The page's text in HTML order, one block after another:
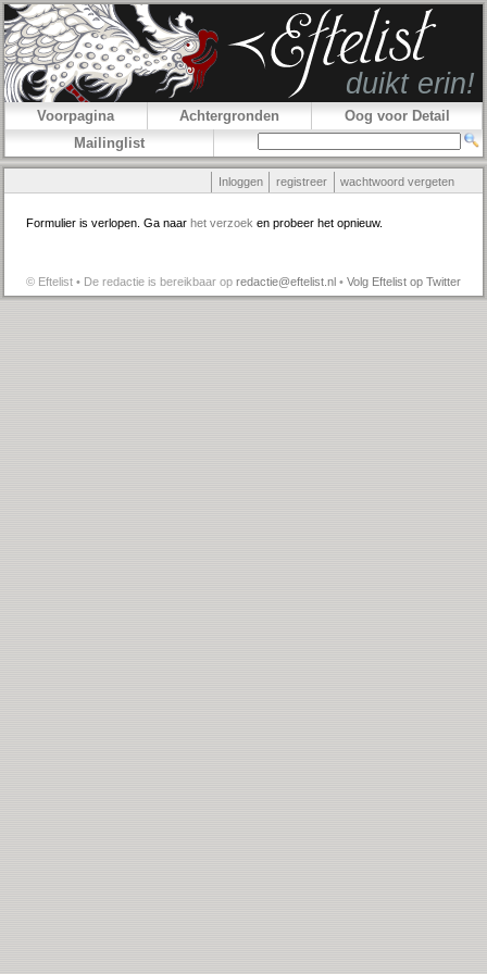
Voorpagina Achtergronden
Oog voor Detail
Mailinglist
Inloggen registreer wachtwoord vergeten
Formulier is verlopen. Ga naar het verzoek en probeer het opnieuw.
© Eftelist • De redactie is bereikbaar op redactie@eftelist.nl • Volg Eftelist op Twitter